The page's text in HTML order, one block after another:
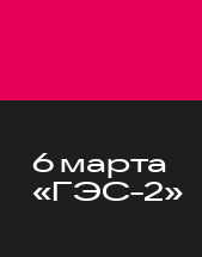
6 марта
«ГЭС-2»